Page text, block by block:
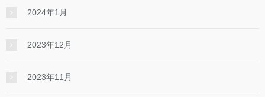
2024年1月
2023年12月
2023年11月